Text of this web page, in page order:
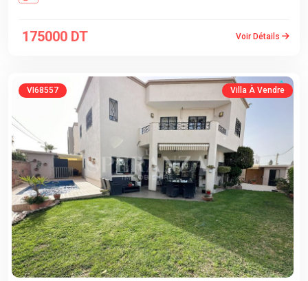
175000 DT Voir Détails
VI68557 Villa À Vendre